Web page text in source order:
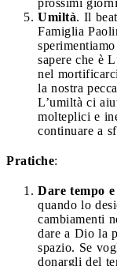
Umiltà. Il
Famiglia
sapere che è
nel
la nostra
L’umiltà ci
molteplici e
continuare a
Pratiche:
Dare tempo
quando lo
cambiamenti
dare a Dio la
spazio. Se
donargli del